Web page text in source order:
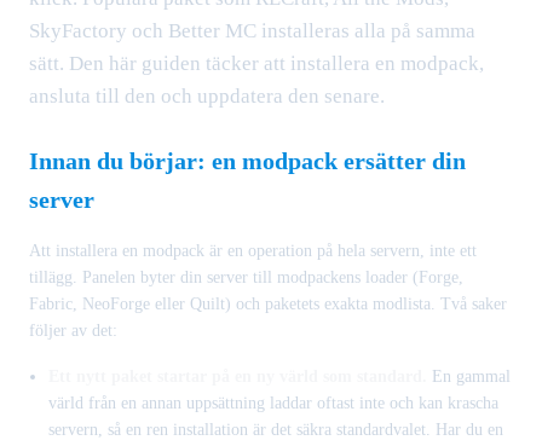
SkyFactory och Better MC installeras alla på samma
sätt. Den här guiden täcker att installera en modpack,
ansluta till den och uppdatera den senare.
Innan du börjar: en modpack ersätter din
server
Att installera en modpack är en operation på hela servern, inte ett
tillägg. Panelen byter din server till modpackens loader (Forge,
Fabric, NeoForge eller Quilt) och paketets exakta modlista. Två saker
följer av det:
En gammal
värld från en annan uppsättning laddar oftast inte och kan krascha
servern, så en ren installation är det säkra standardvalet. Har du en